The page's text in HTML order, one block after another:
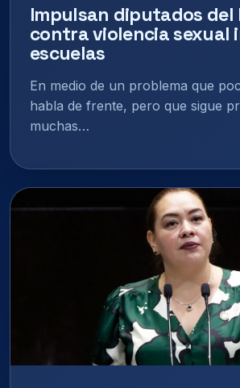
Impulsan diputados del
contra violencia sexual
escuelas
En medio de un problema que
habla de frente, pero que sigue
muchas…